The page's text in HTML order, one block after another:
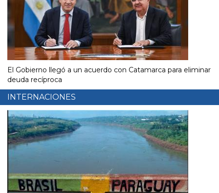
El Gobierno llegó a un acuerdo con Catamarca para eliminar
deuda recíproca
INTERNACIONES